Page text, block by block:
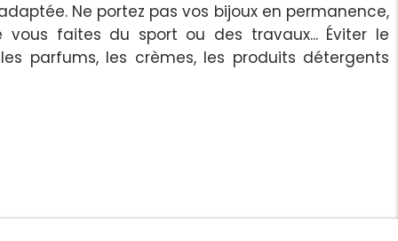
Ne portez pas vos bijoux en permanence,
vous faites du sport ou des travaux... Éviter le
parfums, les crèmes, les produits détergents